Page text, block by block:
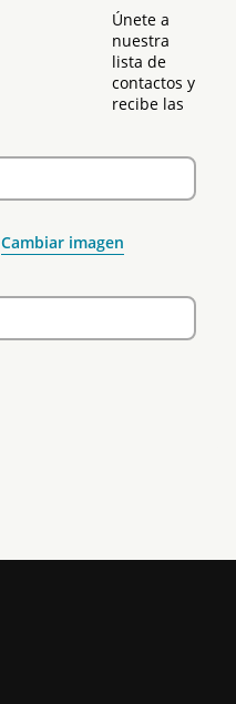
Únete a
nuestra
lista de
contactos y
recibe las
Cambiar imagen